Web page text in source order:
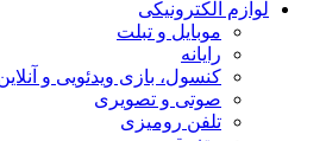
لوازم الکترونیکی
موبایل و تبلت
رایانه
کنسول، بازی‌ ویدئویی و آنلاین
صوتی و تصویری
تلفن رومیزی